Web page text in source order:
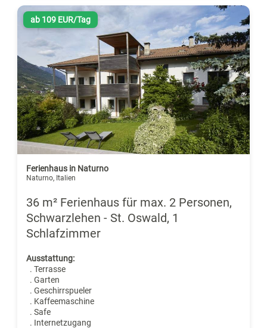
ab 109 EUR/Tag
Ferienhaus in Naturno
Naturno, Italien
36 m² Ferienhaus für max. 2 Personen,
Schwarzlehen - St. Oswald, 1
Schlafzimmer
Ausstattung:
. Terrasse
. Garten
. Geschirrspueler
. Kaffeemaschine
. Safe
. Internetzugang